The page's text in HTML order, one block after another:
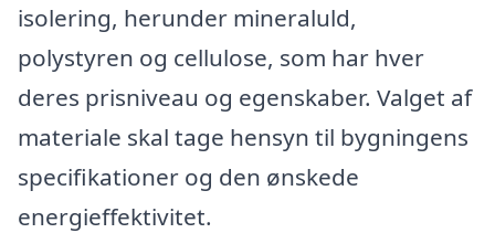
isolering, herunder mineraluld,
polystyren og cellulose, som har hver
deres prisniveau og egenskaber. Valget af
materiale skal tage hensyn til bygningens
specifikationer og den ønskede
energieffektivitet.